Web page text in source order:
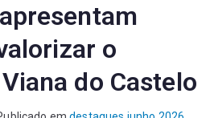
o
do Castelo